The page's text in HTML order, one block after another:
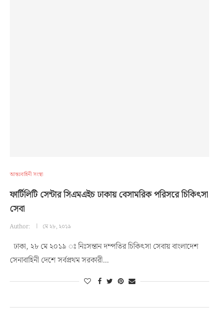
আন্তঃবাহিনী সংস্থা
ফার্টিলিটি সেন্টার সিএমএইচ ঢাকায় বেসামরিক পরিসরে চিকিৎসা
সেবা
Author: মে ২৮, ২০১৯
ঢাকা, ২৮ মে ২০১৯ ঃ নিঃসন্তান দম্পতির চিকিৎসা সেবায় বাংলাদেশ
সেনাবাহিনী দেশে সর্বপ্রথম সরকারী…